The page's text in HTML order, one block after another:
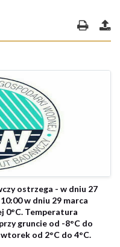
ostrzega - w dniu 27
w dniu 29 marca
0°C. Temperatura
gruncie od -8°C do
od 2°C do 4°C.